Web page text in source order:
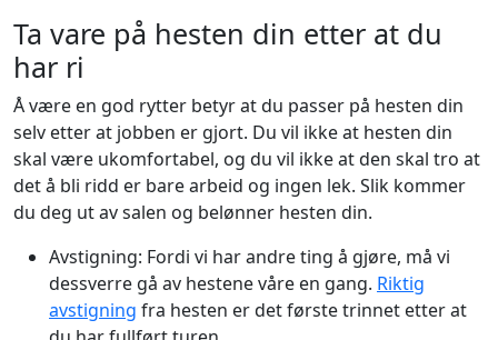
Ta vare på hesten din etter at du
har ri
Å være en god rytter betyr at du passer på hesten din
selv etter at jobben er gjort. Du vil ikke at hesten din
skal være ukomfortabel, og du vil ikke at den skal tro at
det å bli ridd er bare arbeid og ingen lek. Slik kommer
du deg ut av salen og belønner hesten din.
Avstigning: Fordi vi har andre ting å gjøre, må vi
dessverre gå av hestene våre en gang. Riktig
avstigning fra hesten er det første trinnet etter at